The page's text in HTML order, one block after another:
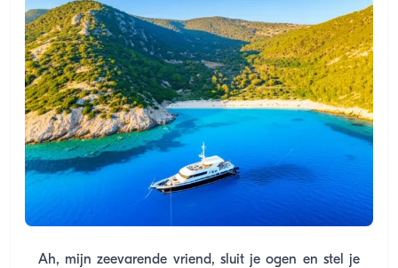
Ah, mijn zeevarende vriend, sluit je ogen en stel je